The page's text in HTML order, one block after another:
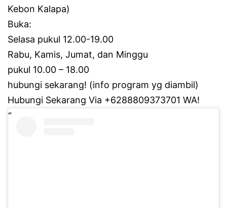
Kebon Kalapa)
Buka:
Selasa pukul 12.00-19.00
Rabu, Kamis, Jumat, dan Minggu
pukul 10.00 – 18.00
hubungi sekarang! (info program yg diambil)
Hubungi Sekarang Via +6288809373701 WA!